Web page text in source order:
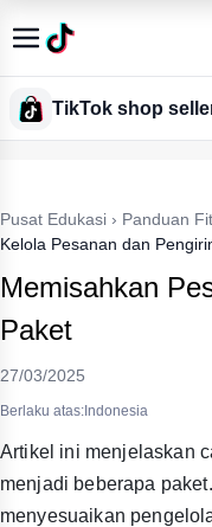
TikTok shop
Pusat Edukasi › Panduan
Kelola Pesanan dan
Memisahkan
Paket
27/03/2025
Berlaku atas:Indonesia
Artikel ini menjelaskan
menjadi beberapa
menyesuaikan